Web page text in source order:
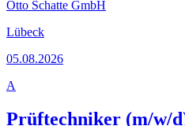
Otto Schatte GmbH
Lübeck
05.08.2026
A
Prüftechniker (m/w/